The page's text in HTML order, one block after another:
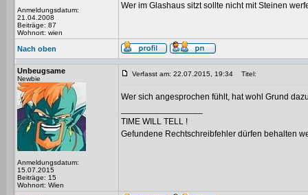
Anmeldungsdatum:
21.04.2008
Beiträge: 87
Wohnort: wien
Wer im Glashaus sitzt sollte nicht mit Steinen
Nach oben
Unbeugsame
Newbie
Anmeldungsdatum:
15.07.2015
Beiträge: 15
Wohnort: Wien
Verfasst am: 22.07.2015, 19:34 Titel:
Wer sich angesprochen fühlt, hat wohl Grund
TIME WILL TELL !
Gefundene Rechtschreibfehler dürfen behalten